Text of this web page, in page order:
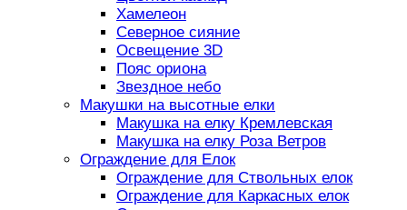
Хамелеон
Северное сияние
Освещение 3D
Пояс ориона
Звездное небо
Макушки на высотные елки
Макушка на елку Кремлевская
Макушка на елку Роза Ветров
Ограждение для Елок
Ограждение для Ствольных елок
Ограждение для Каркасных елок